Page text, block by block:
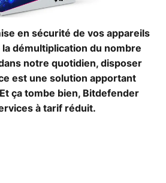
en sécurité de vos appareils
démultiplication du nombre
notre quotidien, disposer
est une solution apportant
ça tombe bien, Bitdefender
à tarif réduit.